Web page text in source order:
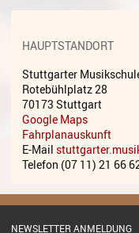
HAUPTSTANDORT
Stuttgarter
Rotebühlplatz 28
70173 Stuttgart
Google Maps
Fahrplanauskunft
E-Mail
Telefon (07 11) 21 66
NEWSLETTER ANMELDUNG